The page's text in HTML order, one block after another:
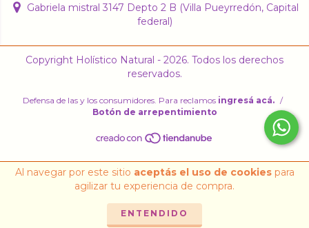
Al navegar por este sitio aceptás el uso de cookiespara
agilizar tu experiencia de compra.
ENTENDIDO
Gabriela mistral 3147 Depto 2 B (Villa Pueyrredón, Capital
federal)
Copyright Holístico Natural - 2026. Todos los derechos
reservados.
Defensa de las y los consumidores. Para reclamos ingresá acá. /
Botón de arrepentimiento